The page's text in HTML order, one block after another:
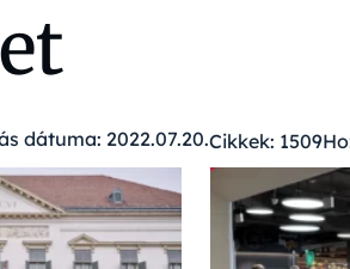
dátuma: 2022.07.20.Cikkek: 1509